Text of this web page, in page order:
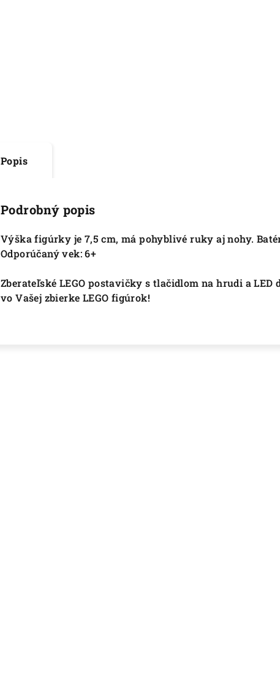
Popis
Podrobný popis
Výška figúrky je 7,5 cm, má pohyblivé ruky aj nohy.
Odporúčaný vek: 6+
Zberateľské LEGO postavičky s tlačidlom na hrudi a
vo Vašej zbierke LEGO figúrok!